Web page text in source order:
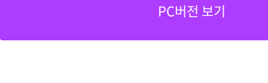
PC버전 보기